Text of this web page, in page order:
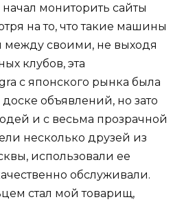
мониторить сайты
на то, что такие машины
между своими, не выходя
клубов, эта
с японского рынка была
объявлений, но зато
и с весьма прозрачной
несколько друзей из
использовали ее
обслуживали.
стал мой товарищ,